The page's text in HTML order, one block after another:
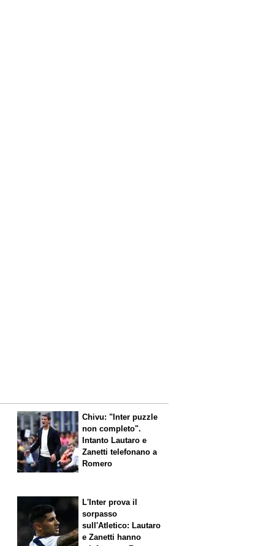
Chivu: "Inter puzzle
non completo".
Intanto Lautaro e
Zanetti telefonano a
Romero
L'Inter prova il
sorpasso
sull'Atletico: Lautaro
e Zanetti hanno